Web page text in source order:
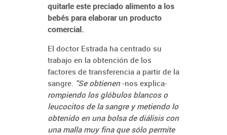
quitarle este preciado alimento a los
bebés para elaborar un producto
comercial.
El doctor Estrada ha centrado su
trabajo en la obtención de los
factores de transferencia a partir de la
sangre. "Se obtienen-nos explica-
rompiendo los glóbulos blancos o
leucocitos de la sangre y metiendo lo
obtenido en una bolsa de diálisis con
una malla muy fina que sólo permite